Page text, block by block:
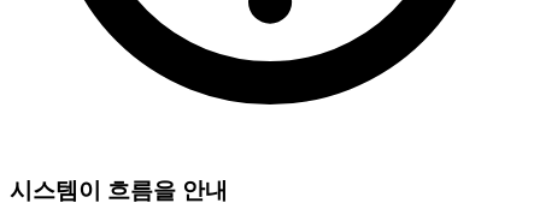
시스템이 흐름을 안내